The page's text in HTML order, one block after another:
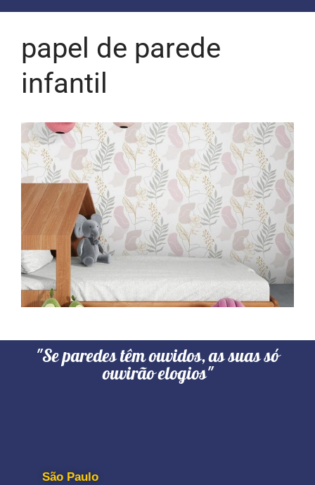
papel de parede
infantil
"Se paredes têm ouvidos, as suas só
ouvirão elogios"
São Paulo